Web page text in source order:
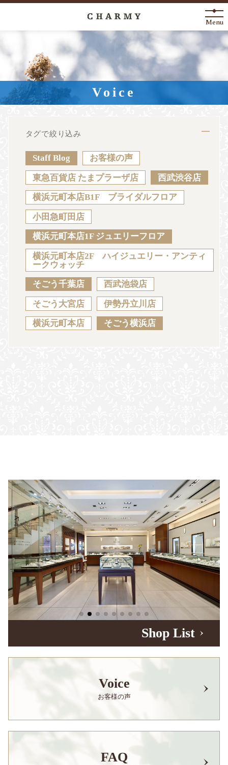
New Arrival
About
Engagement Ring
Anniversary
News Blog
Sustainability Voice Catalog
JA EN CH KO
Menu
Voice
タグで絞り込み
Staff Blog お客様の声
東急百貨店 たまプラーザ店 西武渋谷店
横浜元町本店B1F ブライダルフロア
小田急町田店
横浜元町本店1F ジュエリーフロア
横浜元町本店2F ハイジュエリー・アンティ
ークウォッチ
そごう千葉店 西武池袋店
そごう大宮店 伊勢丹立川店
横浜元町本店 そごう横浜店
Shop List
Voice
お客様の声
FAQ